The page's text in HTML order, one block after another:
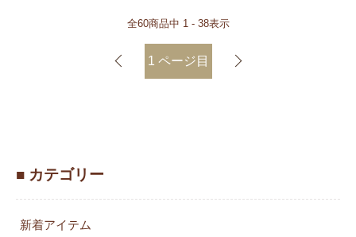
全60商品中 1 - 38表示
1 ページ目
■ カテゴリー
新着アイテム